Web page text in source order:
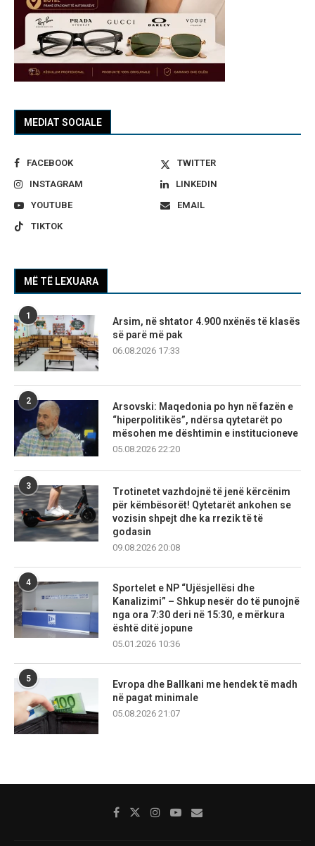
MEDIAT SOCIALE
FACEBOOK
TWITTER
INSTAGRAM
LINKEDIN
YOUTUBE
EMAIL
TIKTOK
MË TË LEXUARA
1
Arsim, në shtator 4.900 nxënës të klasës
së parë më pak
06.08.2026 17:33
2
Arsovski: Maqedonia po hyn në fazën e
“hiperpolitikës”, ndërsa qytetarët po
mësohen me dështimin e institucioneve
05.08.2026 22:20
3
Trotinetet vazhdojnë të jenë kërcënim
për këmbësorët! Qytetarët ankohen se
vozisin shpejt dhe ka rrezik të të
godasin
09.08.2026 20:08
4
Sportelet e NP “Ujësjellësi dhe
Kanalizimi” – Shkup nesër do të punojnë
nga ora 7:30 deri në 15:30, e mërkura
është ditë jopune
05.01.2026 10:36
5
Evropa dhe Ballkani me hendek të madh
në pagat minimale
05.08.2026 21:07